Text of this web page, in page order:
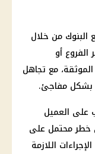
البنوك من خلال
أو
الموثقة، مع تجاهل
بشكل مفاجئ.
على العميل
خطر محتمل على
اللازمة